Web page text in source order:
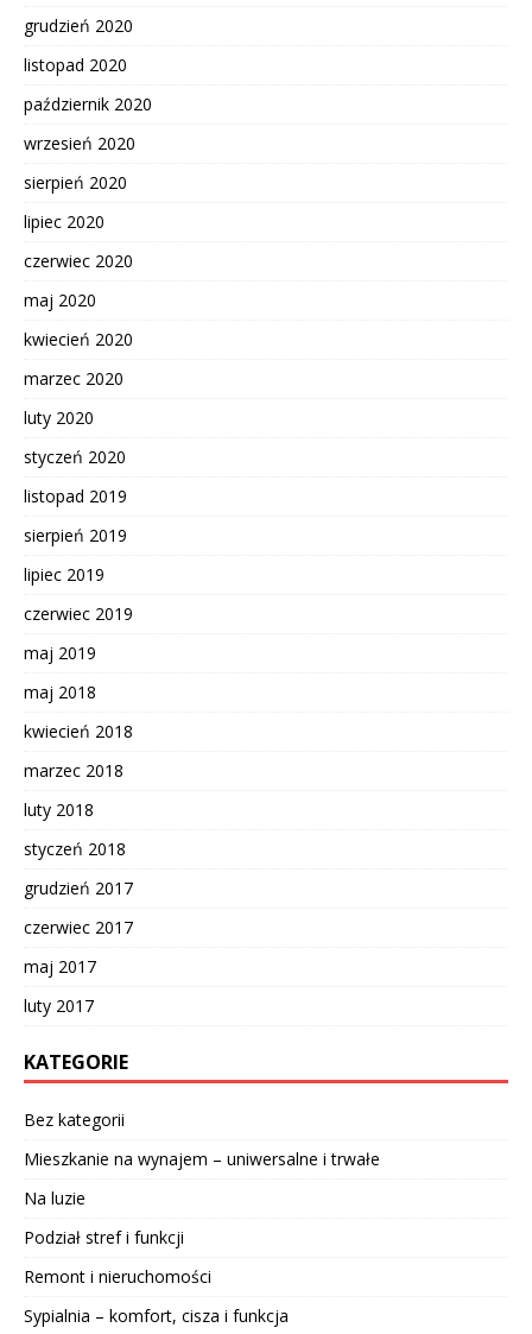
grudzień 2020
listopad 2020
październik 2020
wrzesień 2020
sierpień 2020
lipiec 2020
czerwiec 2020
maj 2020
kwiecień 2020
marzec 2020
luty 2020
styczeń 2020
listopad 2019
sierpień 2019
lipiec 2019
czerwiec 2019
maj 2019
maj 2018
kwiecień 2018
marzec 2018
luty 2018
styczeń 2018
grudzień 2017
czerwiec 2017
maj 2017
luty 2017
KATEGORIE
Bez kategorii
Mieszkanie na wynajem – uniwersalne i trwałe
Na luzie
Podział stref i funkcji
Remont i nieruchomości
Sypialnia – komfort, cisza i funkcja